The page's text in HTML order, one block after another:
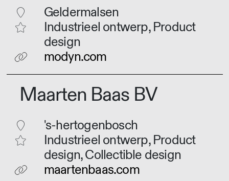
Geldermalsen
Industrieel ontwerp, Product
design
modyn.com
Maarten Baas BV
's-hertogenbosch
Industrieel ontwerp, Product
design, Collectible design
maartenbaas.com